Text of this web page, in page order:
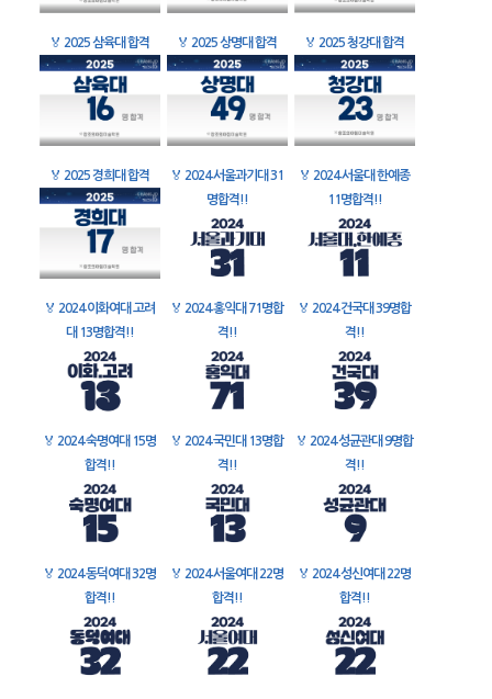
🏅 2025 삼육대 합격 🏅 2025 상명대 합격 🏅 2025 청강대 합격
🏅 2025 경희대 합격 🏅 2024 서울과기대 31
명합격!!
🏅 2024 서울대 한예종
11명합격!!
🏅 2024 이화여대 고려
대 13명합격!!
🏅 2024 홍익대 71명합
격!!
🏅 2024 건국대 39명합
격!!
🏅 2024 숙명여대 15명
합격!!
🏅 2024 국민대 13명합
격!!
🏅 2024 성균관대 9명합
격!!
🏅 2024 동덕여대 32명
합격!!
🏅 2024 서울여대 22명
합격!!
🏅 2024 성신여대 22명
합격!!